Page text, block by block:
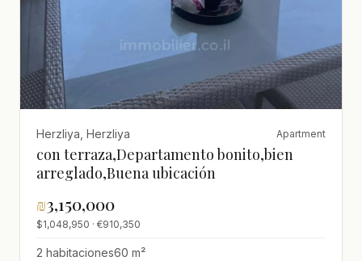
Herzliya, Herzliya Apartment
con terraza,Departamento bonito,bien
arreglado,Buena ubicación
₪3,150,000
$1,048,950 · €910,350
2 habitaciones60 m²